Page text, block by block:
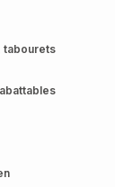
tabourets